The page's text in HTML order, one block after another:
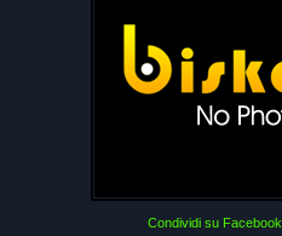
Condividi su Facebook